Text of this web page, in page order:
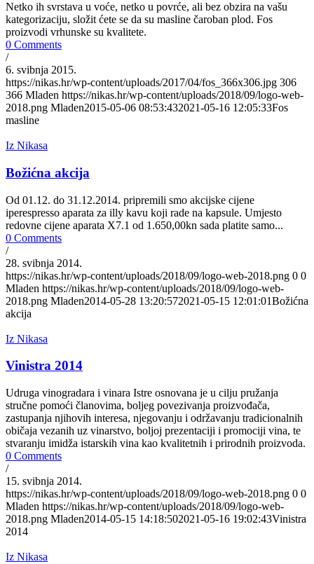
Netko ih svrstava u voće, netko u povrće, ali bez obzira na vašu
kategorizaciju, složit ćete se da su masline čaroban plod. Fos
proizvodi vrhunske su kvalitete.
0 Comments
/
6. svibnja 2015.
https://nikas.hr/wp-content/uploads/2017/04/fos_366x306.jpg 306
366 Mladen https://nikas.hr/wp-content/uploads/2018/09/logo-web-
2018.png Mladen2015-05-06 08:53:432021-05-16 12:05:33Fos
masline
Iz Nikasa
Božićna akcija
Od 01.12. do 31.12.2014. pripremili smo akcijske cijene
iperespresso aparata za illy kavu koji rade na kapsule. Umjesto
redovne cijene aparata X7.1 od 1.650,00kn sada platite samo...
0 Comments
/
28. svibnja 2014.
https://nikas.hr/wp-content/uploads/2018/09/logo-web-2018.png 0 0
Mladen https://nikas.hr/wp-content/uploads/2018/09/logo-web-
2018.png Mladen2014-05-28 13:20:572021-05-15 12:01:01Božićna
akcija
Iz Nikasa
Vinistra 2014
Udruga vinogradara i vinara Istre osnovana je u cilju pružanja
stručne pomoći članovima, boljeg povezivanja proizvođača,
zastupanja njihovih interesa, njegovanju i održavanju tradicionalnih
običaja vezanih uz vinarstvo, boljoj prezentaciji i promociji vina, te
stvaranju imidža istarskih vina kao kvalitetnih i prirodnih proizvoda.
0 Comments
/
15. svibnja 2014.
https://nikas.hr/wp-content/uploads/2018/09/logo-web-2018.png 0 0
Mladen https://nikas.hr/wp-content/uploads/2018/09/logo-web-
2018.png Mladen2014-05-15 14:18:502021-05-16 19:02:43Vinistra
2014
Iz Nikasa